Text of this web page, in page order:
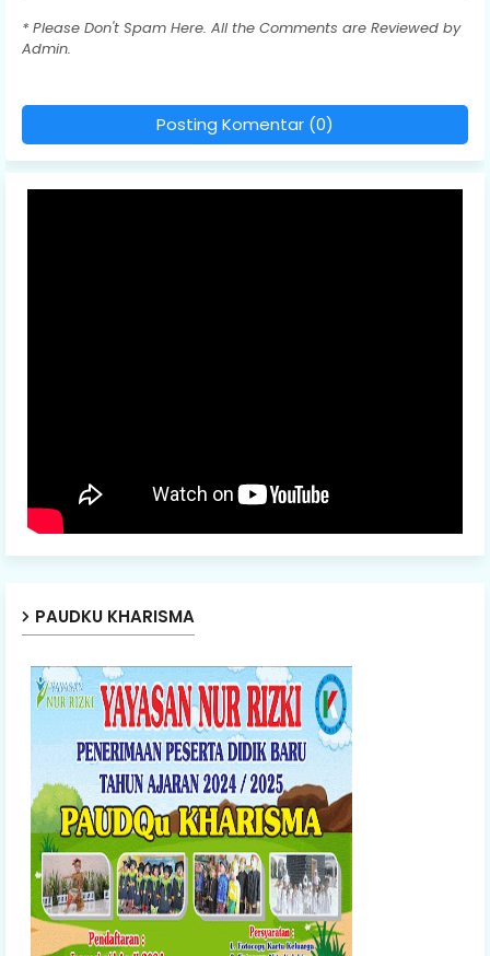
* Please Don't Spam Here. All the Comments are Reviewed by
Admin.
Posting Komentar (0)
PAUDKU KHARISMA